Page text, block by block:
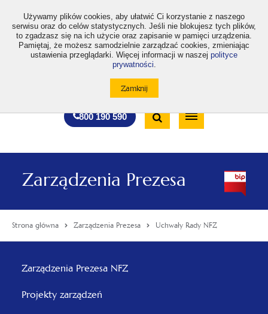
Używamy plików cookies, aby ułatwić Ci korzystanie z naszego
serwisu oraz do celów statystycznych. Jeśli nie blokujesz tych plików,
to zgadzasz się na ich użycie oraz zapisanie w pamięci urządzenia.
Pamiętaj, że możesz samodzielnie zarządzać cookies, zmieniając
ustawienia przeglądarki. Więcej informacji w naszej polityce
prywatności.
czcionkiczcionkiczcionki
A
otwiera
nowej
Bezpłatna
infolinia
800 190 590 Wyszukiwarka
Otwórz
/
Zarządzenia Prezesa
Strona główna Zarządzenia Prezesa Uchwały Rady NFZ
Zarządzenia Prezesa NFZ
Projekty zarządzeń